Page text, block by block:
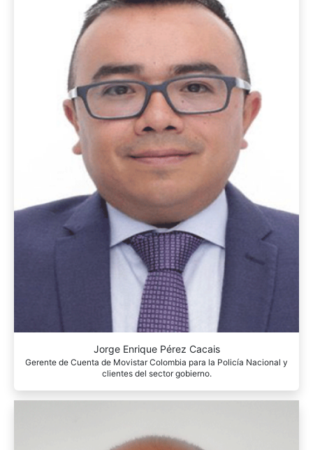
Jorge Enrique Pérez Cacais
Gerente de Cuenta de Movistar Colombia para la Policía Nacional y
clientes del sector gobierno.